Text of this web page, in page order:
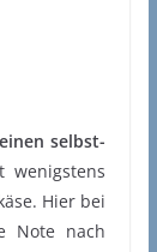
selbst-
wenigstens
Hier bei
Note nach